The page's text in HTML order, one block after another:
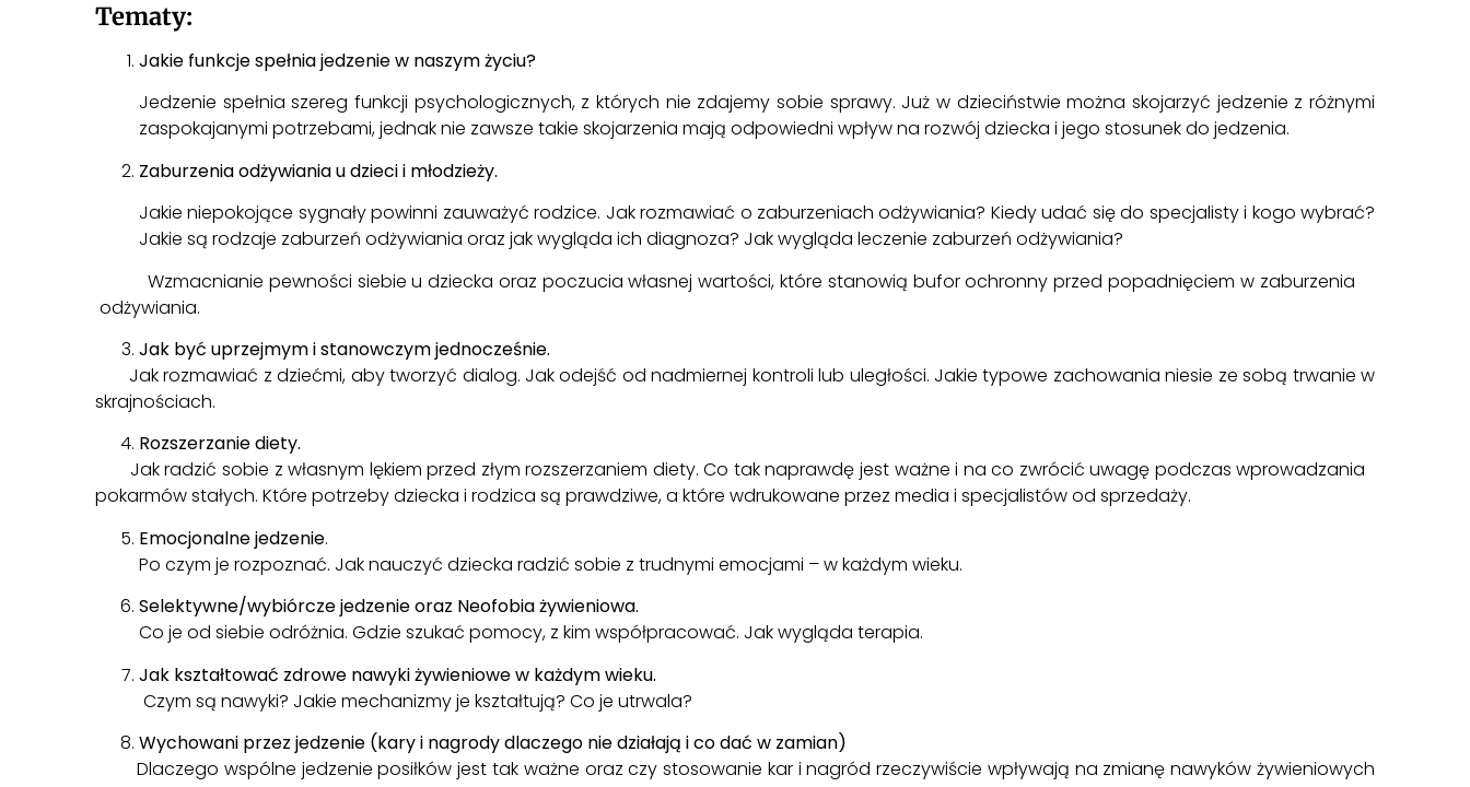
Tematy:
Jakie funkcje spełnia jedzenie w naszym życiu?
Jedzenie spełnia szereg funkcji psychologicznych, z których nie zdajemy sobie sprawy. Już w dzieciństwie można skojarzyć jedzenie z różnymi
zaspokajanymi potrzebami, jednak nie zawsze takie skojarzenia mają odpowiedni wpływ na rozwój dziecka i jego stosunek do jedzenia.
Zaburzenia odżywiania u dzieci i młodzieży.
Jakie niepokojące sygnały powinni zauważyć rodzice. Jak rozmawiać o zaburzeniach odżywiania? Kiedy udać się do specjalisty i kogo wybrać?
Jakie są rodzaje zaburzeń odżywiania oraz jak wygląda ich diagnoza? Jak wygląda leczenie zaburzeń odżywiania?
Wzmacnianie pewności siebie u dziecka oraz poczucia własnej wartości, które stanowią bufor ochronny przed popadnięciem w zaburzenia
odżywiania.
Jak być uprzejmym i stanowczym jednocześnie.
Jak rozmawiać z dziećmi, aby tworzyć dialog. Jak odejść od nadmiernej kontroli lub uległości. Jakie typowe zachowania niesie ze sobą trwanie w
skrajnościach.
Rozszerzanie diety.
Jak radzić sobie z własnym lękiem przed złym rozszerzaniem diety. Co tak naprawdę jest ważne i na co zwrócić uwagę podczas wprowadzania
pokarmów stałych. Które potrzeby dziecka i rodzica są prawdziwe, a które wdrukowane przez media i specjalistów od sprzedaży.
Emocjonalne jedzenie.
Po czym je rozpoznać. Jak nauczyć dziecka radzić sobie z trudnymi emocjami – w każdym wieku.
Selektywne/wybiórcze jedzenie oraz Neofobia żywieniowa.
Co je od siebie odróżnia. Gdzie szukać pomocy, z kim współpracować. Jak wygląda terapia.
Jak kształtować zdrowe nawyki żywieniowe w każdym wieku.
Czym są nawyki? Jakie mechanizmy je kształtują? Co je utrwala?
Wychowani przez jedzenie (kary i nagrody dlaczego nie działają i co dać w zamian)
Dlaczego wspólne jedzenie posiłków jest tak ważne oraz czy stosowanie kar i nagród rzeczywiście wpływają na zmianę nawyków żywieniowych